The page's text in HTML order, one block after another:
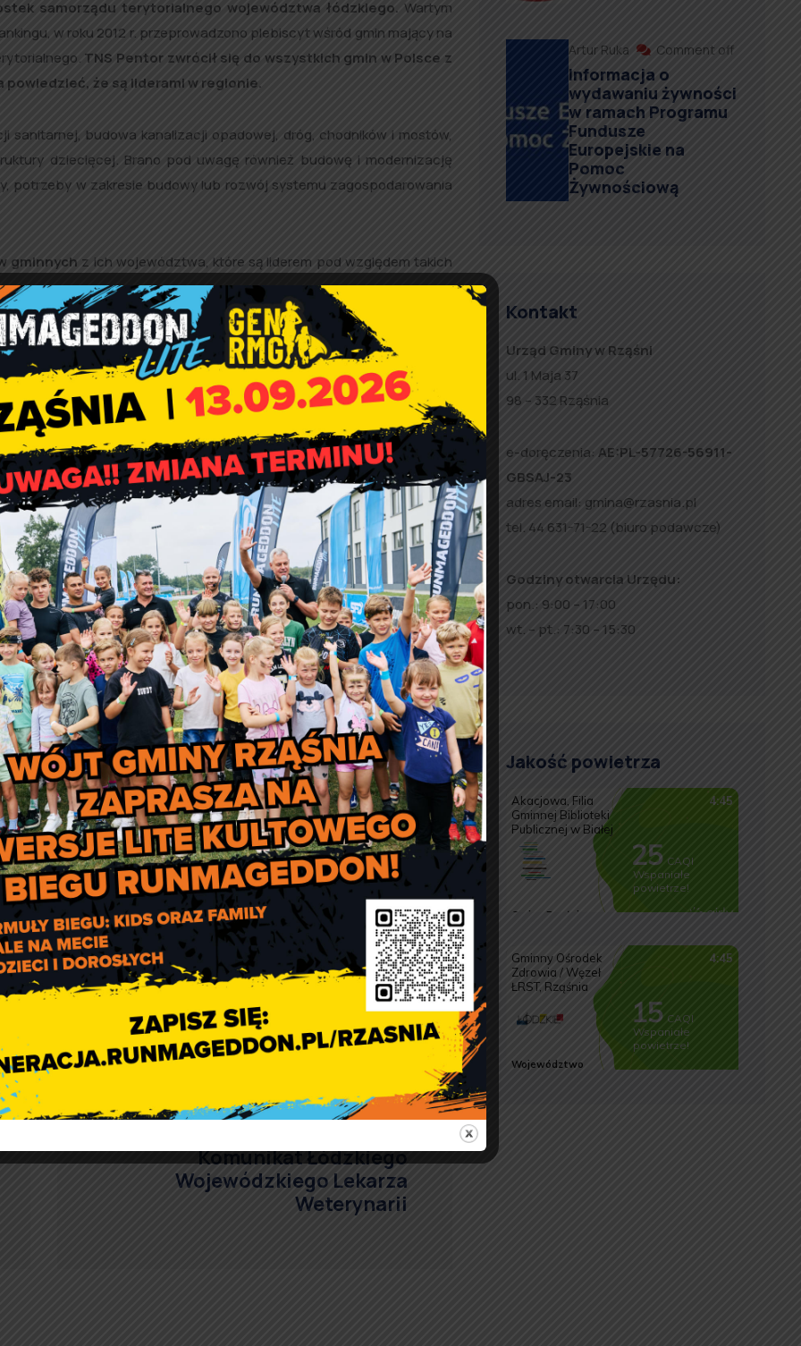
samorządu terytorialnego województwa łódzkiego. Wartym
w roku 2012 r. przeprowadzono plebiscyt wśród gmin mający na
TNS Pentor zwrócił się do wszystkich gmin w Polsce z
że są liderami w regionie.
sanitarnej, budowa kanalizacji opadowej, dróg, chodników i mostów,
dziecięcej. Brano pod uwagę również budowę i modernizację
potrzeby w zakresie budowy lub rozwój systemu zagospodarowania
gminnych z ich województwa, które są liderem pod względem takich
gminy,
do zapewnienia swoim mieszkańcom odpowiednich warunków
jak i społecznym.
MINIATURY]
Komunikat Łódzkiego
Wojewódzkiego Lekarza
Weterynarii
Artur Ruka Comment off
Informacja o
wydawaniu żywności
w ramach Programu
Fundusze
Europejskie na
Pomoc
Żywnościową
Kontakt
Urząd Gminy w Rząśni
ul. 1 Maja 37
98 – 332 Rząśnia
e-doręczenia: AE:PL-57726-56911-
GBSAJ-23
adres email: gmina@rzasnia.pl
tel. 44 631-71-22 (biuro podawcze)
Godziny otwarcia Urzędu:
pon.: 9:00 – 17:00
wt. – pt.: 7:30 – 15:30
Jakość powietrza